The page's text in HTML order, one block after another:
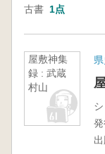
古書 1点
屋敷神集
録 : 武蔵
村山
発
出